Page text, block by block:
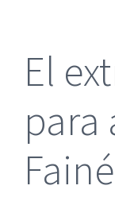
El
para
Fainé